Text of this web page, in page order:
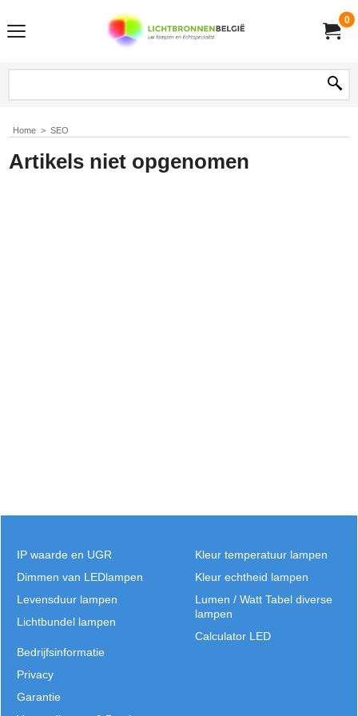
0
Home > SEO
Artikels niet opgenomen
Kleur temperatuur lampen
Kleur echtheid lampen
Lumen / Watt Tabel diverse
lampen
Calculator LED
IP waarde en UGR
Dimmen van LEDlampen
Levensduur lampen
Lichtbundel lampen
Bedrijfsinformatie
Privacy
Garantie